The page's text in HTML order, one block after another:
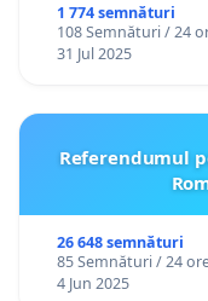
1 774 semnături
108 Semnături / 24
31 Jul 2025
Referendumul
26 648 semnături
85 Semnături / 24
4 Jun 2025